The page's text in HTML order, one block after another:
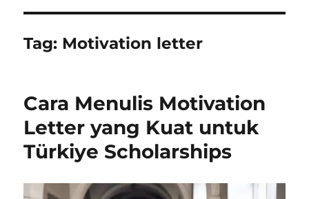
Tag: Motivation letter
Cara Menulis Motivation
Letter yang Kuat untuk
Türkiye Scholarships